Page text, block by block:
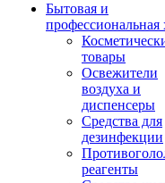
Бытовая и
товары
Освежители
воздуха и
диспенсеры
Средства для
дезинфекции
реагенты